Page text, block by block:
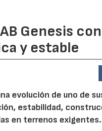
Genesis
y estable
evolución de uno de
estabilidad,
en terrenos exigentes.